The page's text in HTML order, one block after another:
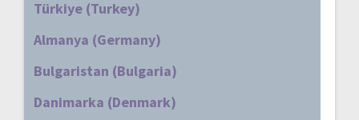
Türkiye (Turkey)
Almanya (Germany)
Bulgaristan (Bulgaria)
Danimarka (Denmark)